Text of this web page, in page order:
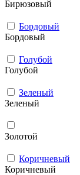
Бирюзовый
Бордовый
Бордовый
Голубой
Голубой
Зеленый
Зеленый
Золотой
Коричневый
Коричневый